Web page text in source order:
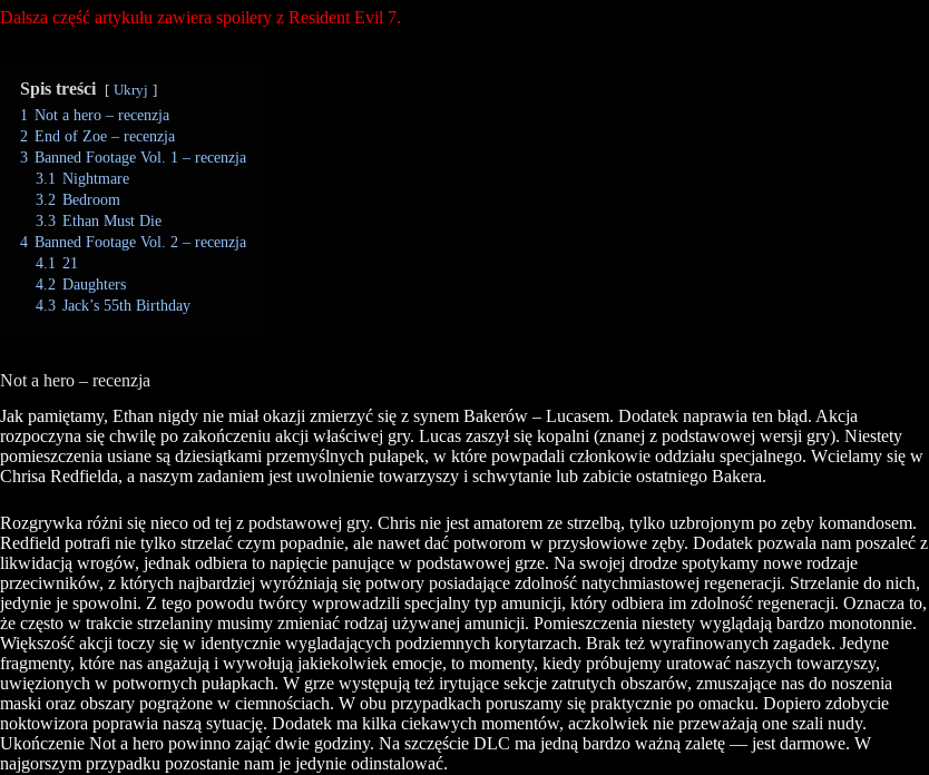
Dalsza część artykułu zawiera spoilery z Resident Evil 7.
Spis treści Ukryj
1 Not a hero – recenzja
2 End of Zoe – recenzja
3 Banned Footage Vol. 1 – recenzja
3.1 Nightmare
3.2 Bedroom
3.3 Ethan Must Die
4 Banned Footage Vol. 2 – recenzja
4.1 21
4.2 Daughters
4.3 Jack’s 55th Birthday
Not a hero – recenzja
Jak pamiętamy, Ethan nigdy nie miał okazji zmierzyć się z synem Bakerów – Lucasem. Dodatek naprawia ten błąd. Akcja
rozpoczyna się chwilę po zakończeniu akcji właściwej gry. Lucas zaszył się kopalni (znanej z podstawowej wersji gry). Niestety
pomieszczenia usiane są dziesiątkami przemyślnych pułapek, w które powpadali członkowie oddziału specjalnego. Wcielamy się w
Chrisa Redfielda, a naszym zadaniem jest uwolnienie towarzyszy i schwytanie lub zabicie ostatniego Bakera.
Rozgrywka różni się nieco od tej z podstawowej gry. Chris nie jest amatorem ze strzelbą, tylko uzbrojonym po zęby komandosem.
Redfield potrafi nie tylko strzelać czym popadnie, ale nawet dać potworom w przysłowiowe zęby. Dodatek pozwala nam poszaleć z
likwidacją wrogów, jednak odbiera to napięcie panujące w podstawowej grze. Na swojej drodze spotykamy nowe rodzaje
przeciwników, z których najbardziej wyróżniają się potwory posiadające zdolność natychmiastowej regeneracji. Strzelanie do nich,
jedynie je spowolni. Z tego powodu twórcy wprowadzili specjalny typ amunicji, który odbiera im zdolność regeneracji. Oznacza to,
że często w trakcie strzelaniny musimy zmieniać rodzaj używanej amunicji. Pomieszczenia niestety wyglądają bardzo monotonnie.
Większość akcji toczy się w identycznie wygladających podziemnych korytarzach. Brak też wyrafinowanych zagadek. Jedyne
fragmenty, które nas angażują i wywołują jakiekolwiek emocje, to momenty, kiedy próbujemy uratować naszych towarzyszy,
uwięzionych w potwornych pułapkach. W grze występują też irytujące sekcje zatrutych obszarów, zmuszające nas do noszenia
maski oraz obszary pogrążone w ciemnościach. W obu przypadkach poruszamy się praktycznie po omacku. Dopiero zdobycie
noktowizora poprawia naszą sytuację. Dodatek ma kilka ciekawych momentów, aczkolwiek nie przeważają one szali nudy.
Ukończenie Not a hero powinno zająć dwie godziny. Na szczęście DLC ma jedną bardzo ważną zaletę — jest darmowe. W
najgorszym przypadku pozostanie nam je jedynie odinstalować.